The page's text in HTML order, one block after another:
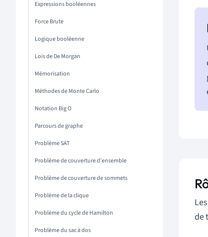
Expressions booléennes
Force Brute
Logique booléenne
Lois de De Morgan
Mémorisation
Méthodes de Monte Carlo
Notation Big O
Parcours de graphe
Problème SAT
Problème de couverture d'ensemble
Problème de couverture de sommets
Problème de la clique
Problème du cycle de Hamilton
Problème du sac à dos
de